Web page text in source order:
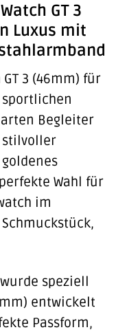
GT 3
Luxus mit
3 (46mm) für
Begleiter
stilvoller
Wahl für
im
speziell
entwickelt
Passform,